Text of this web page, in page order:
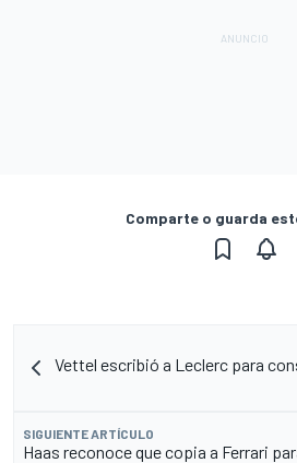
Comparte o guarda
Vettel escribió a Leclerc para
SIGUIENTE ARTÍCULO
Haas reconoce que copia a Ferrari